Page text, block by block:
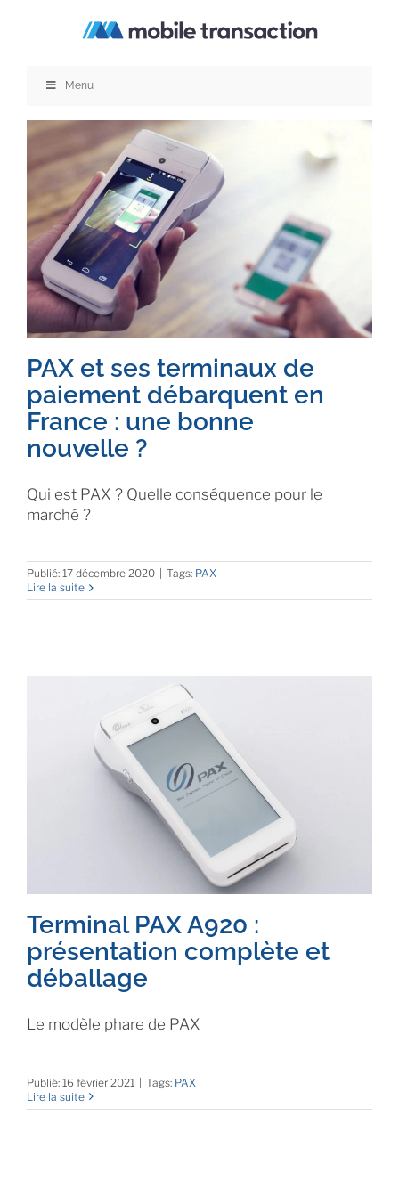
Menu
PAX et ses terminaux de
paiement débarquent en
France : une bonne
nouvelle ?
Qui est PAX ? Quelle conséquence pour le
marché ?
Publié: 17 décembre 2020 Tags: PAX
Lire la suite
Terminal PAX A920 :
présentation complète et
déballage
Le modèle phare de PAX
Publié: 16 février 2021 Tags: PAX
Lire la suite